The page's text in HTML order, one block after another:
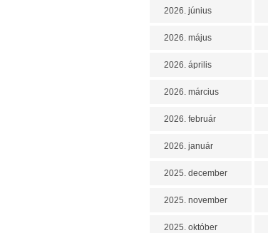
2026. június
2026. május
2026. április
2026. március
2026. február
2026. január
2025. december
2025. november
2025. október